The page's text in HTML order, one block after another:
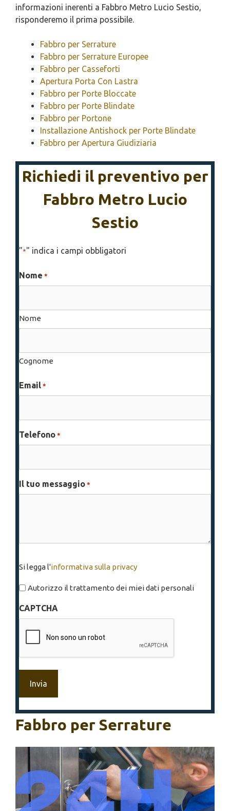
Fabbro per Serrature
Fabbro per Serrature Europee
Fabbro per Casseforti
Apertura Porta Con Lastra
Fabbro per Porte Bloccate
Fabbro per Porte Blindate
Fabbro per Portone
Installazione Antishock per Porte Blindate
Fabbro per Apertura Giudiziaria
Richiedi il preventivo per
Fabbro Metro Lucio
Sestio
"*" indica i campi obbligatori
Nome *
Nome
Cognome
Email *
Telefono *
Il tuo messaggio *
legga
l'informativa
privacy
Si legga l'informativa sulla privacy
Autorizzo il trattamento dei miei dati personali
CAPTCHA
Fabbro per Serrature